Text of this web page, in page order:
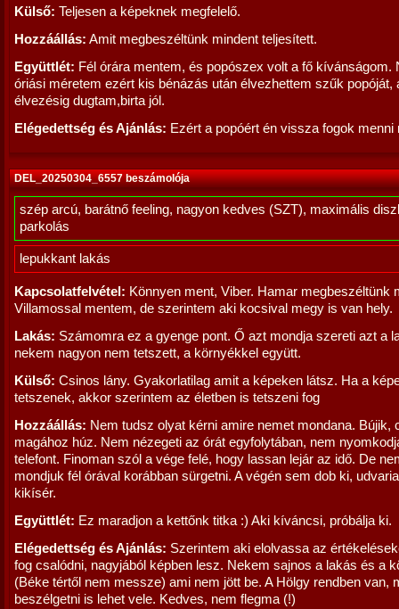
Külső: Teljesen a képeknek megfelelő.
Hozzáállás: Amit megbeszéltünk mindent teljesített.
Együttlét: Fél órára mentem, és popószex volt a fő kívánságom.
óriási méretem ezért kis bénázás után élvezhettem szűk popóját,
élvezésig dugtam,birta jól.
Elégedettség és Ajánlás: Ezért a popóért én vissza fogok menni
DEL_20250304_6557 beszámolója
szép arcú, barátnő feeling, nagyon kedves (SZT), maximális
parkolás
lepukkant lakás
Kapcsolatfelvétel: Könnyen ment, Viber. Hamar megbeszéltünk
Villamossal mentem, de szerintem aki kocsival megy is van hely.
Lakás: Számomra ez a gyenge pont. Ő azt mondja szereti azt a
nekem nagyon nem tetszett, a környékkel együtt.
Külső: Csinos lány. Gyakorlatilag amit a képeken látsz. Ha a
tetszenek, akkor szerintem az életben is tetszeni fog
Hozzáállás: Nem tudsz olyat kérni amire nemet mondana. Bújik,
magához húz. Nem nézegeti az órát egyfolytában, nem
telefont. Finoman szól a vége felé, hogy lassan lejár az idő. De
mondjuk fél órával korábban sürgetni. A végén sem dob ki,
kikísér.
Együttlét: Ez maradjon a kettőnk titka :) Aki kíváncsi, próbálja ki.
Elégedettség és Ajánlás: Szerintem aki elolvassa az
fog csalódni, nagyjából képben lesz. Nekem sajnos a lakás és a
(Béke tértől nem messze) ami nem jött be. A Hölgy rendben van,
beszélgetni is lehet vele. Kedves, nem flegma (!)